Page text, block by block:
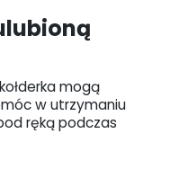
mogą
w utrzymaniu
ręką podczas